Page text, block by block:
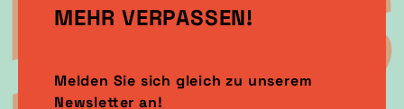
MEHR VERPASSEN!
Melden Sie sich gleich zu unserem
Newsletter an!